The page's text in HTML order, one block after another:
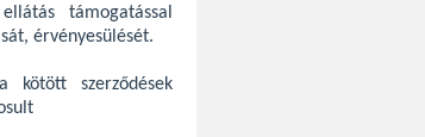
támogatással
érvényesülését.
kötött szerződések